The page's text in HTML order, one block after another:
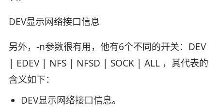
DEV显示网络接口信息
另外，-n参数很有用，他有6个不同的开关：DEV
| EDEV | NFS | NFSD | SOCK | ALL ，其代表的
含义如下：
DEV显示网络接口信息。